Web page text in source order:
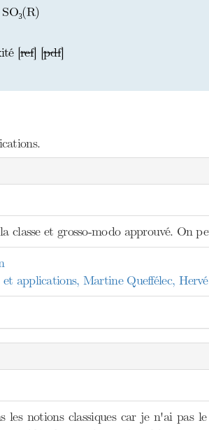
[ref] [pdf]
classe et grosso-modo approuvé. On
applications, Martine Queffélec,
les notions classiques car je n'ai pas